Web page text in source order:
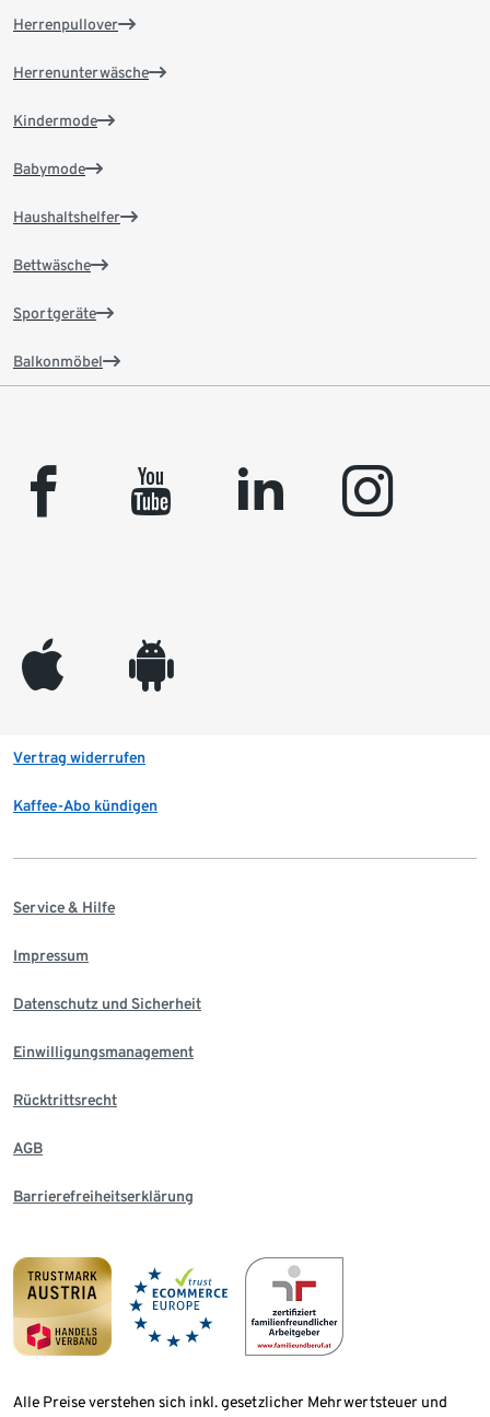
Herrenpullover
Herrenunterwäsche
Kindermode
Babymode
Haushaltshelfer
Bettwäsche
Sportgeräte
Balkonmöbel
facebook youtube linkedin instagram
appleinc android
Vertrag widerrufen
Kaffee-Abo kündigen
Service & Hilfe
Impressum
Datenschutz und Sicherheit
Einwilligungsmanagement
Rücktrittsrecht
AGB
Barrierefreiheitserklärung
Alle Preise verstehen sich inkl. gesetzlicher Mehrwertsteuer und